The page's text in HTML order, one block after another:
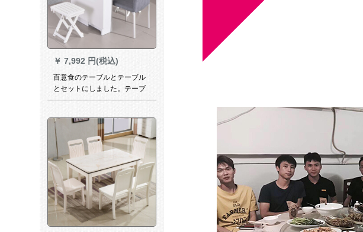
￥ 7,992 円(税込)
百意食のテーブルとテーブル
とセットにしました。テーブ
ルは灰色の1.35メートルのテ